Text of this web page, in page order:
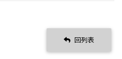
回列表